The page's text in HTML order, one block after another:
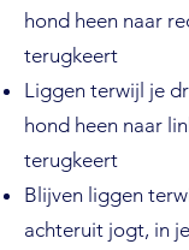
hond heen naar
terugkeert
Liggen terwijl je
hond heen naar
terugkeert
Blijven liggen
achteruit jogt, in